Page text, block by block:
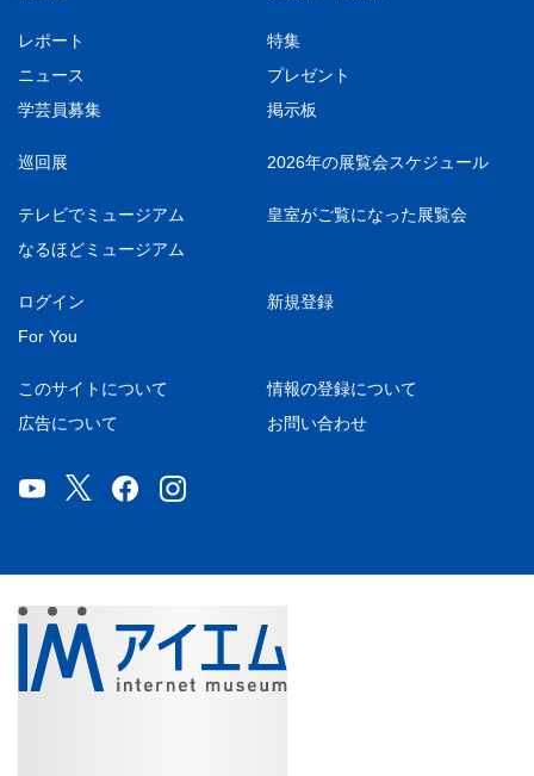
レポート
特集
ニュース
プレゼント
学芸員募集
掲示板
巡回展 2026年の展覧会スケジュール
テレビでミュージアム
皇室がご覧になった展覧会
なるほどミュージアム
ログイン
新規登録
For You
このサイトについて
情報の登録について
広告について
お問い合わせ